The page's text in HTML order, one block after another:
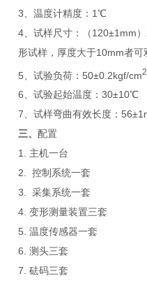
3、温度计精度：1℃
4、试样尺寸：（120±1mm
形试样，厚度大于10mm者可
5、试验负荷：50±0.2kgf/cm2
6、试验起始温度：30±10℃
7、试样弯曲有效长度：
三、配置
1. 主机一台
2. 控制系统一套
3. 采集系统一套
4. 变形测量装置三套
5. 温度传感器一套
6. 测头三套
7. 砝码三套